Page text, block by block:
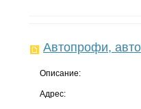
Автопрофи,
Описание:
Адрес: